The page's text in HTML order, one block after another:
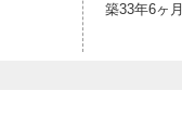
築33年6ヶ月